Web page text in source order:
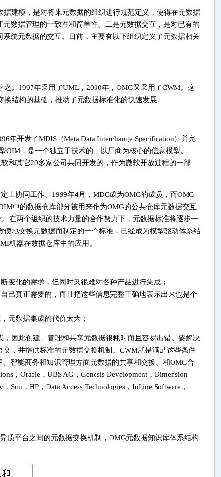
建模，是对将来元数据的组织进行规范定义，使得在元数据
数据管理的一致性和简单性。二是元数据交互，是对已有的
统元数据的交互。目前，主要有以下组织定义了元数据相关
。1997年采用了UML，2000年，OMG又采用了CWM。这
结构的基础，推动了元数据标准化的快速发展。
年开发了MDIS（Meta Data Interchange Specification）并完
，是一个独立于技术的、以厂商为核心的信息模型。
和其它20多家公司共同开发的，作为微软开放过程的一部
上协同工作。1999年4月，MDC成为OMG的成员，而OMG
中的数据仓库部分被用来作为OMG的公共仓库元数据交互
。在两个组织的技术力量的合作努力下，元数据标准将逐步一
地交换元数据而制定的一个标准，已经成为模型驱动体系结
机器在数据仓库中的应用。
变化的需求，但同时又很难对各种产品进行集成；
己真正需要的，而且把这些信息完整正确地表示出来也是个
元数据集成的代价太大；
因此创建、管理和共享元数据很耗时而且容易出错。要解决
，并提供标准的元数据交换机制。CWM就是满足这些条件
智能商务和知识管理方面元数据的共享和交换。和OMG合
，Oracle，UBS AG，Genesis Development，Dimension
，HP，Data Access Technologies，InLine Software，
质平台之间的元数据交换机制，OMG元数据知识库体系结构